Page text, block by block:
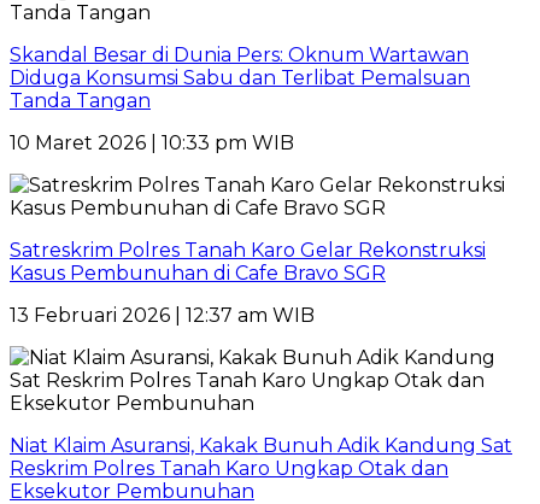
Skandal Besar di Dunia Pers: Oknum Wartawan
Diduga Konsumsi Sabu dan Terlibat Pemalsuan
Tanda Tangan
10 Maret 2026 | 10:33 pm WIB
Satreskrim Polres Tanah Karo Gelar Rekonstruksi
Kasus Pembunuhan di Cafe Bravo SGR
13 Februari 2026 | 12:37 am WIB
Niat Klaim Asuransi, Kakak Bunuh Adik Kandung Sat
Reskrim Polres Tanah Karo Ungkap Otak dan
Eksekutor Pembunuhan